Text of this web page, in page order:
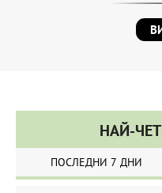
НАЙ-
ПОСЛЕДНИ 7 ДНИ